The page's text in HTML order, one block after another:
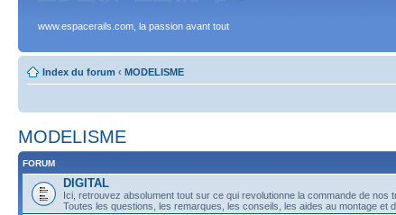
www.espacerails.com, la passion avant tout
Index du forum ‹ MODELISME
MODELISME
FORUM
DIGITAL
Ici, retrouvez absolument tout sur ce qui revolutionne la commande de nos
Toutes les questions, les remarques, les conseils, les aides au montage et